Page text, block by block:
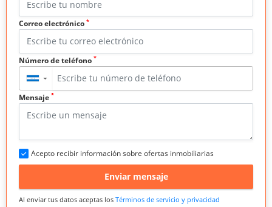
Correo electrónico *
Número de teléfono *
▼
Mensaje *
Acepto recibir información sobre ofertas inmobiliarias
Enviar mensaje
Al enviar tus datos aceptas los Términos de servicio y privacidad